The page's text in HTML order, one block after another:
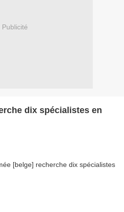
Publicité
dix spécialistes en